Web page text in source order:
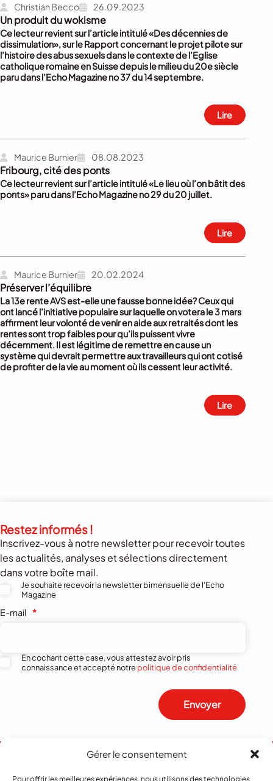
Gérer le consentement
Pour offrir les meilleures expériences, nous utilisons des technologies
Christian Becco 26.09.2023
Un produit du wokisme
Ce lecteur revient sur l’article intitulé «Des décennies de
dissimulation», sur le Rapport concernant le projet pilote sur
l’histoire des abus sexuels dans le contexte de l’Eglise
catholique romaine en Suisse depuis le milieu du 20e siècle
paru dans l’Echo Magazine no 37 du 14 septembre.
Lire
Maurice Burnier 08.08.2023
Fribourg, cité des ponts
Ce lecteur revient sur l’article intitulé «Le lieu où l’on bâtit des
ponts» paru dans l’Echo Magazine no 29 du 20 juillet.
Lire
Maurice Burnier 20.02.2024
Préserver l’équilibre
La 13e rente AVS est-elle une fausse bonne idée? Ceux qui
ont lancé l’initiative populaire sur laquelle on votera le 3 mars
affirment leur volonté de venir en aide aux retraités dont les
rentes sont trop faibles pour qu’ils puissent vivre
décemment. Il est légitime de remettre en cause un
système qui devrait permettre aux travailleurs qui ont cotisé
de profiter de la vie au moment où ils cessent leur activité.
Lire
Restez informés !
Inscrivez-vous à notre newsletter pour recevoir toutes
les actualités, analyses et sélections directement
dans votre boîte mail.
Je souhaite recevoir la newsletter bimensuelle de l'Echo
Magazine
E-mail *
En cochant cette case, vous attestez avoir pris
connaissance et accepté notrepolitique de confidentialité
Envoyer